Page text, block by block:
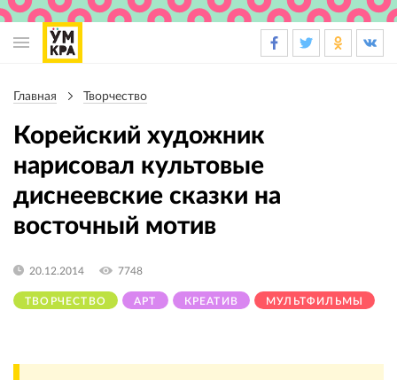
навигация
навигации
Главная Творчество
Корейский художник
нарисовал культовые
диснеевские сказки на
восточный мотив
ТВОРЧЕСТВО АРТ КРЕАТИВ МУЛЬТФИЛЬМЫ
20.12.2014 7748